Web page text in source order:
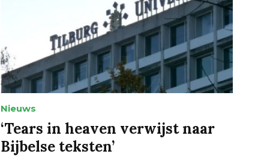
Nieuws
‘Tears in heaven verwijst naar
Bijbelse teksten’